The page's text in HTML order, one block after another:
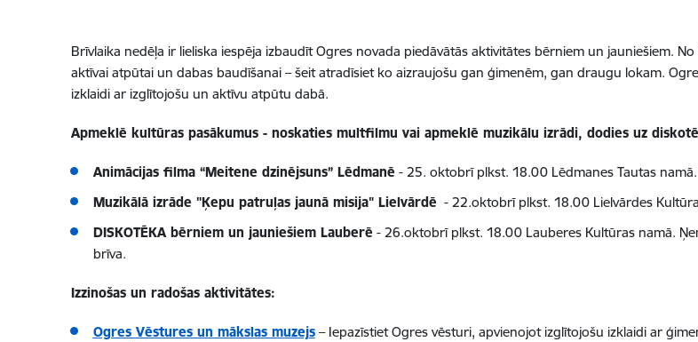
Brīvlaika nedēļa ir lieliska iespēja izbaudīt Ogres novada piedāvātās aktivitātes bērniem un jauniešiem.
aktīvai atpūtai un dabas baudīšanai – šeit atradīsiet ko aizraujošu gan ģimenēm, gan draugu lokam.
izklaidi ar izglītojošu un aktīvu atpūtu dabā.
Apmeklē kultūras pasākumus - noskaties multfilmu vai apmeklē muzikālu izrādi, dodies uz
Animācijas filma “Meitene dzinējsuns” Lēdmanē- 25. oktobrī plkst. 18.00 Lēdmanes Tautas
Muzikālā izrāde "Ķepu patruļas jaunā misija" Lielvārdē- 22.oktobrī plkst. 18.00 Lielvārdes
DISKOTĒKA bērniem un jauniešiem Lauberē- 26.oktobrī plkst. 18.00 Lauberes Kultūras namā.
brīva.
Izzinošas un radošas aktivitātes:
Ogres Vēstures un mākslas muzejs– Iepazīstiet Ogres vēsturi, apvienojot izglītojošu izklaidi ar